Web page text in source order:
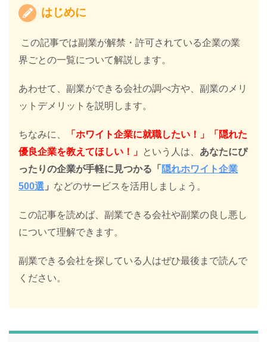
はじめに
この記事では副業が解禁・許可されている企業の業
界ごとの一覧について解説します。
あわせて、副業ができる会社の調べ方や、副業のメリ
ットデメリットを説明します。
ちなみに、
「ホワイト企業に就職したい！」「隠れた
優良企業を教えてほしい！」 という人は、 あなたにぴ
ったりの企業が手軽に見つかる「 隠れホワイト企業
500選 」 などのサービスを活用しましょう。
この記事を読めば、副業できる会社や副業の良し悪し
について理解できます。
副業できる会社を探している人はぜひ最後まで読んで
ください。